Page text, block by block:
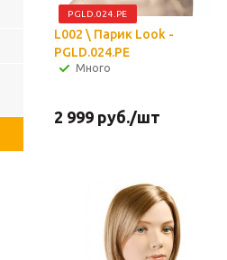
PGLD.024.PE
L002 \ Парик Look -
PGLD.024.PE
Много
2 999 руб./шт